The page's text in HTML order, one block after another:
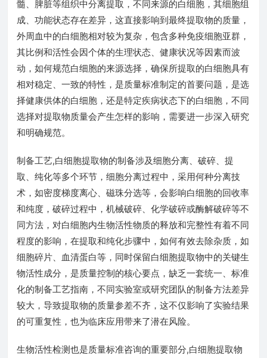
髓、脾脏等组织中分离提取，不同来源的白细胞，其细胞组
成、功能状态存在差异，这直接影响到最终提取物的质量，
外周血中的白细胞相对较为复杂，包含多种免疫细胞亚群，
其比例和活性会因个体的生理状态、健康状况等因素而波
动，如何规范白细胞的来源选择，确保所提取的白细胞具有
相对稳定、一致的特性，是质量标准制定的首要问题，是选
择健康供体的白细胞，还是特定疾病状态下的白细胞，不同
选择对提取物质量会产生怎样的影响，需要进一步深入研究
和明确规范。
制备工艺,白细胞提取物的制备涉及细胞分离、破碎、提
取、纯化等多个环节，细胞分离过程中，采用何种分离技
术，如密度梯度离心、磁珠分选等，会影响白细胞的回收率
和纯度，破碎过程中，机械破碎、化学破碎或酶解破碎等不
同方法，对白细胞内生物活性物质的释放和完整性有着不同
程度的影响，在提取和纯化步骤中，如何有效去除杂质，如
细胞碎片、血清蛋白等，同时保留白细胞提取物中的关键生
物活性成分，是质量控制的核心要点，缺乏一套统一、标准
化的制备工艺指南，不同实验室或研究团队的制备方法差异
较大，导致提取物的质量参差不齐，这不仅影响了实验结果
的可重复性，也为临床应用带来了潜在风险。
生物活性检测也是质量标准咨询的重要部分,白细胞提取物